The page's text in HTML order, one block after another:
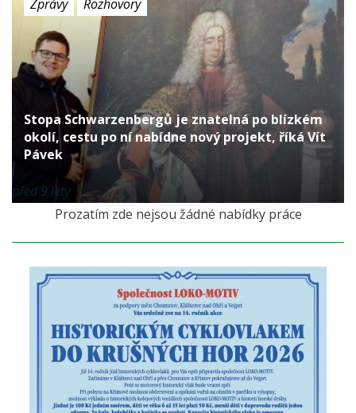
Zprávy Rozhovory
Stopa Schwarzenbergů je znatelná po blízkém
okolí, cestu po ní nabídne nový projekt, říká Vít
Pávek
před 9 lety
Prozatím zde nejsou žádné nabídky práce